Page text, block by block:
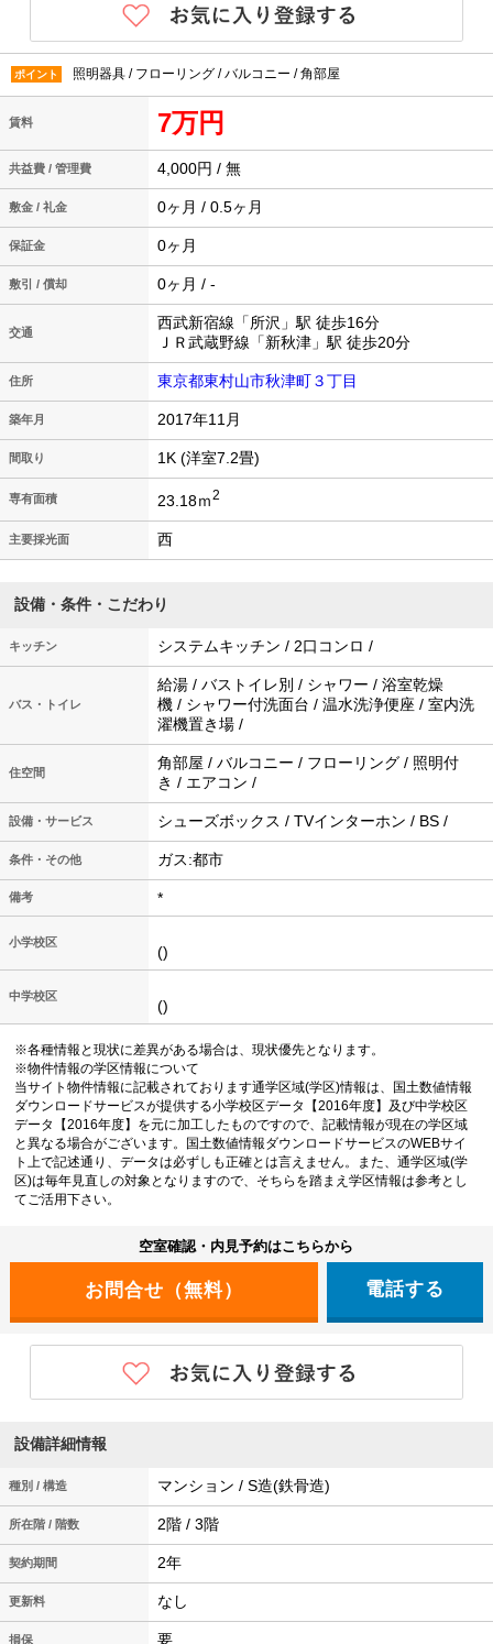
ポイント 照明器具 / フローリング / バルコニー / 角部屋
賃料 7万円
共益費 / 管理費 4,000円 / 無
敷金 / 礼金 0ヶ月 / 0.5ヶ月
保証金 0ヶ月
敷引 / 償却 0ヶ月 / -
交通
西武新宿線「所沢」駅 徒歩16分
ＪＲ武蔵野線「新秋津」駅 徒歩20分
住所 東京都東村山市秋津町３丁目
築年月 2017年11月
間取り 1K (洋室7.2畳)
専有面積 23.18ｍ2
主要採光面 西
設備・条件・こだわり
キッチン システムキッチン / 2口コンロ /
バス・トイレ
給湯 / バストイレ別 / シャワー / 浴室乾燥
機 / シャワー付洗面台 / 温水洗浄便座 / 室内洗
濯機置き場 /
住空間
角部屋 / バルコニー / フローリング / 照明付
き / エアコン /
設備・サービス シューズボックス / TVインターホン / BS /
条件・その他 ガス:都市
備考 *
小学校区
()
中学校区
()
※各種情報と現状に差異がある場合は、現状優先となります。
※物件情報の学区情報について
当サイト物件情報に記載されております通学区域(学区)情報は、国土数値情報
ダウンロードサービスが提供する小学校区データ【2016年度】及び中学校区
データ【2016年度】を元に加工したものですので、記載情報が現在の学区域
と異なる場合がございます。国土数値情報ダウンロードサービスのWEBサイ
ト上で記述通り、データは必ずしも正確とは言えません。また、通学区域(学
区)は毎年見直しの対象となりますので、そちらを踏まえ学区情報は参考とし
てご活用下さい。
空室確認・内見予約はこちらから
電話する
設備詳細情報
種別 / 構造 マンション / S造(鉄骨造)
所在階 / 階数 2階 / 3階
契約期間 2年
更新料 なし
損保 要